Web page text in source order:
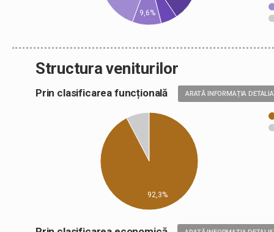
9,6%
Structura veniturilor
Prin clasificarea funcțională ARATĂ INFORMAȚIA
92,3%